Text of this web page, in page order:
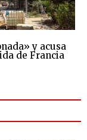
y acusa
de Francia